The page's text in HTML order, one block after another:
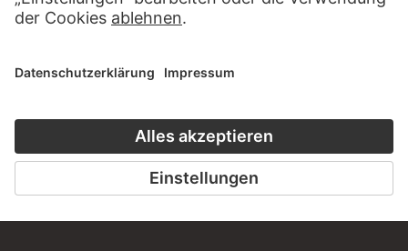
SCHREIBEN SIE UNS
PERMALINK
staedelmuseum.de/go/ds/330z